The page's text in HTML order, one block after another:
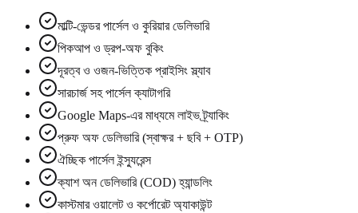
মাল্টি-ভেন্ডর পার্সেল ও কুরিয়ার ডেলিভারি
পিকআপ ও ড্রপ-অফ বুকিং
দূরত্ব ও ওজন-ভিত্তিক প্রাইসিং স্ল্যাব
সারচার্জ সহ পার্সেল ক্যাটাগরি
Google Maps-এর মাধ্যমে লাইভ ট্র্যাকিং
প্রুফ অফ ডেলিভারি (স্বাক্ষর + ছবি + OTP)
ঐচ্ছিক পার্সেল ইন্স্যুরেন্স
ক্যাশ অন ডেলিভারি (COD) হ্যান্ডলিং
কাস্টমার ওয়ালেট ও কর্পোরেট অ্যাকাউন্ট